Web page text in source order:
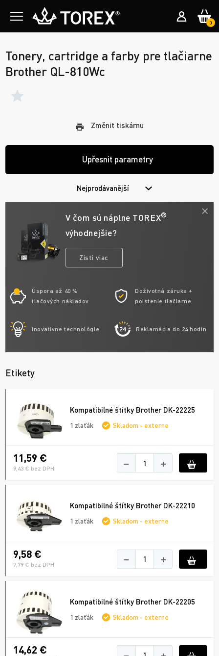
0
Tonery, cartridge a farby pre tlačiarne
Brother QL-810Wc
Změnit tiskárnu
Upřesnit parametry
Nejprodávanější
V čom sú náplne TOREX®
výhodnejšie?
Zisti viac
Úspora až 40 %
tlačových nákladov
Doživotná záruka +
poistenie tlačiarne
Inovatívne technológie Reklamácia do 24 hodín
Etikety
Kompatibilné štítky Brother DK-22225
1 zlaťák Skladom - externe
11,59 €
9,43 € bez DPH − +
Kompatibilné štítky Brother DK-22210
1 zlaťák Skladom - externe
9,58 €
7,79 € bez DPH − +
Kompatibilné štítky Brother DK-22205
1 zlaťák Skladom - externe
14,62 €